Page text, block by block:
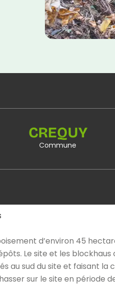
CREQUY
Commune
d’environ 45
Le site et les
au sud du site et faisant la
sur le site en